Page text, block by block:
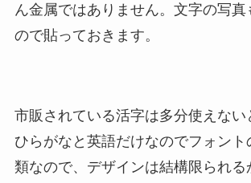
ん金属ではありません。文字の写真
ので貼っておきます。
市販されている活字は多分使えない
ひらがなと英語だけなのでフォン
類なので、デザインは結構限られる